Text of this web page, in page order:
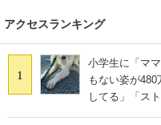
アクセスランキング
1
小学生に「マ
もない姿が
してる」「ス